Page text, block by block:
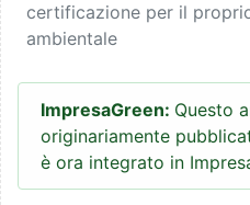
certificazione per il
ambientale
ImpresaGreen: Questo
originariamente
è ora integrato in